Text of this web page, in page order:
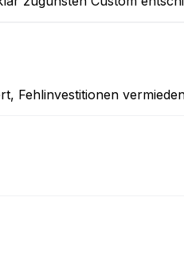
Fehlinvestitionen